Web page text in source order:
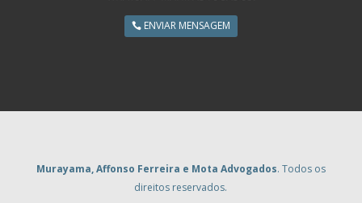
ENVIAR MENSAGEM
Murayama, Affonso Ferreira e Mota Advogados. Todos os
direitos reservados.